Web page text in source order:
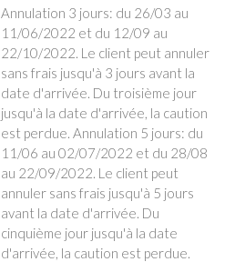
Annulation 3 jours: du 26/03 au
11/06/2022 et du 12/09 au
22/10/2022. Le client peut annuler
sans frais jusqu'à 3 jours avant la
date d'arrivée. Du troisième jour
jusqu'à la date d'arrivée, la caution
est perdue. Annulation 5 jours: du
11/06 au 02/07/2022 et du 28/08
au 22/09/2022. Le client peut
annuler sans frais jusqu'à 5 jours
avant la date d'arrivée. Du
cinquième jour jusqu'à la date
d'arrivée, la caution est perdue.